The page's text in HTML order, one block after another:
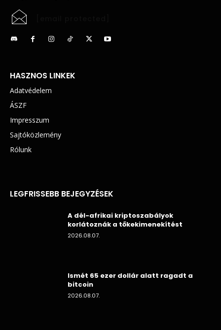
HASZNOS LINKEK
Adatvédelem
ÁSZF
Impresszum
Sajtóközlemény
Rólunk
LEGFRISSEBB BEJEGYZÉSEK
A dél-afrikai kriptoszabályok
korlátoznák a tőkekimenekítést
2026.08.07.
Ismét 65 ezer dollár alatt ragadt a
bitcoin
2026.08.07.